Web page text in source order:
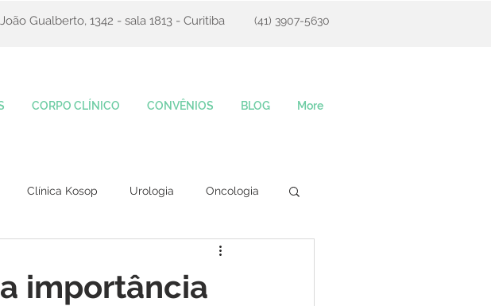
(41) 3907-5630
Gualberto, 1342 - sala 1813 - Curitiba
Clínica Kosop Urologia Oncologia
importância
CORPO CLÍNICO CONVÊNIOS BLOG More